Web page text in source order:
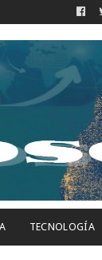
TECNOLOGÍA